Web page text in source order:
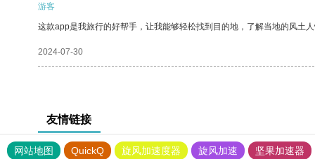
游客
这款app是我旅行的好帮手，让我能够轻松找到目的地，了解当地的风土
2024-07-30
友情链接
网站地图 QuickQ 旋风加速度器 旋风加速 坚果加速器